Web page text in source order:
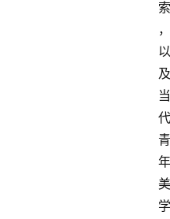
索
，
以
及
当
代
青
年
美
学